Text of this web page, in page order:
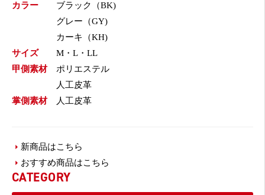
カラー
ブラック（BK)
グレー（GY)
カーキ（KH)
サイズ
M・L・LL
甲側素材
ポリエステル
人工皮革
掌側素材
人工皮革
新商品はこちら
おすすめ商品はこちら
CATEGORY